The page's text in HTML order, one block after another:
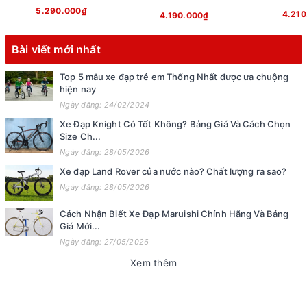
5.290.000₫ 4.190.000₫
Bài viết mới nhất
Top 5 mẫu xe đạp trẻ em Thống Nhất được ưa chuộng
hiện nay
Ngày đăng: 24/02/2024
Xe Đạp Knight Có Tốt Không? Bảng Giá Và Cách Chọn
Size Ch...
Ngày đăng: 28/05/2026
Xe đạp Land Rover của nước nào? Chất lượng ra sao?
Ngày đăng: 28/05/2026
Cách Nhận Biết Xe Đạp Maruishi Chính Hãng Và Bảng
Giá Mới...
Ngày đăng: 27/05/2026
Xem thêm